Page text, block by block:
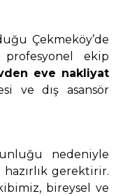
Çekmeköy’de
ekip
eve nakliyat
ve dış asansör
nedeniyle
gerektirir.
bireysel ve